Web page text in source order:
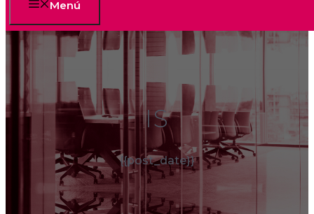
Menú
IS
{{post_date}}